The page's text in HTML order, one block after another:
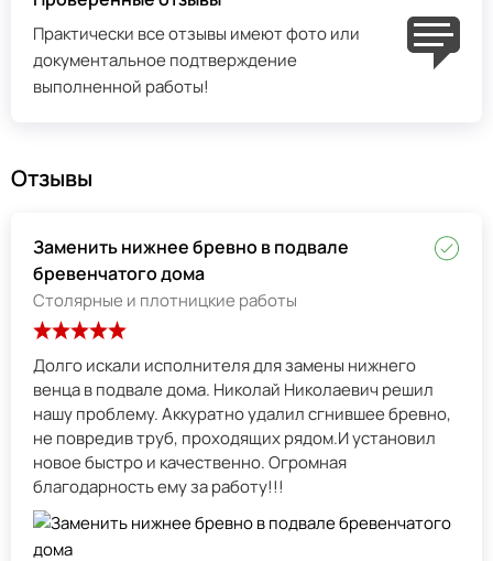
Практически все отзывы имеют фото или
документальное подтверждение
выполненной работы!
Отзывы
Заменить нижнее бревно в подвале
бревенчатого дома
Столярные и плотницкие работы
Долго искали исполнителя для замены нижнего
венца в подвале дома. Николай Николаевич решил
нашу проблему. Аккуратно удалил сгнившее бревно,
не повредив труб, проходящих рядом.И установил
новое быстро и качественно. Огромная
благодарность ему за работу!!!